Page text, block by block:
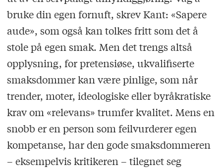
bruke din egen fornuft, skrev Kant: «Sapere
aude», som også kan tolkes fritt som det å
stole på egen smak. Men det trengs altså
opplysning, for pretensiøse, ukvalifiserte
smaksdommer kan være pinlige, som når
trender, moter, ideologiske eller byråkratiske
krav om «relevans» trumfer kvalitet. Mens en
snobb er en person som feilvurderer egen
kompetanse, har den gode smaksdommeren
– eksempelvis kritikeren – tilegnet seg